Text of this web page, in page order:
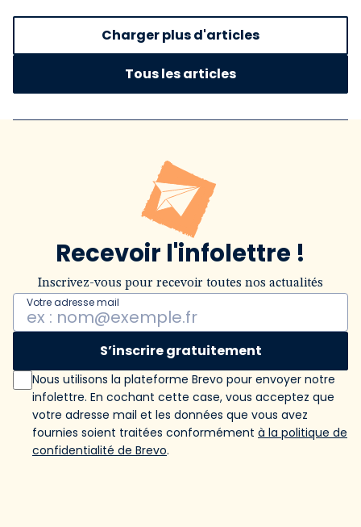
Charger plus d'articles
Tous les articles
Recevoir l'infolettre !
Inscrivez-vous pour recevoir toutes nos actualités
Votre adresse mail
S’inscrire gratuitement
Nous utilisons la plateforme Brevo pour envoyer notre
infolettre. En cochant cette case, vous acceptez que
votre adresse mail et les données que vous avez
fournies soient traitées conformément à la politique de
confidentialité de Brevo.